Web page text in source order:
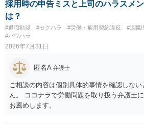
害との対応関係や合理性が重要です。 ・違
に有効になるわけではありません。契約が
基法16条で無効となる余地があり、そうでな
損害と比べて過大なら無効や減額が争点にな
交渉は一般的です。 交渉の方向としては、
費・未回収費用のみ」に限定する、などが典
前に契約書の内容をレビューしてもらう価値
す。 争点は、契約類型が雇用か業務委託か
るか、解除事由が双方にどう定められてい
合理的か、という複数論点に分かれます。
コストを抑えやすいので、資料等を持参の
採用時の申告ミスと上司のハラスメ
は？
#退職勧奨 #セクハラ #労働・雇用契約違反
#退職
#パワハラ
2026年7月31日
匿名A 弁護士
ご相談の内容は個別具体的事情を確認しな
ん。 ココナラで労働問題を取り扱う弁護士
お薦めします。